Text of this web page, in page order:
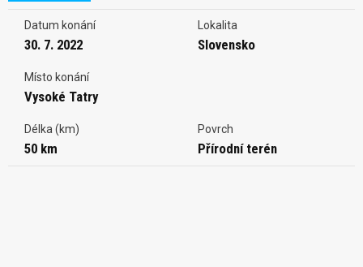
Datum konání
30. 7. 2022
Lokalita
Slovensko
Místo konání
Vysoké Tatry
Délka (km)
50 km
Povrch
Přírodní terén